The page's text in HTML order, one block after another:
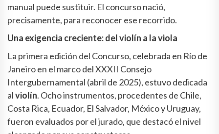
manual puede sustituir. El concurso nació,
precisamente, para reconocer ese recorrido.
Una exigencia creciente: del violín a la viola
La primera edición del Concurso, celebrada en Río de
Janeiro en el marco del XXXII Consejo
Intergubernamental (abril de 2025), estuvo dedicada
alviolín. Ocho instrumentos, procedentes de Chile,
Costa Rica, Ecuador, El Salvador, México y Uruguay,
fueron evaluados por el jurado, que destacó el nivel